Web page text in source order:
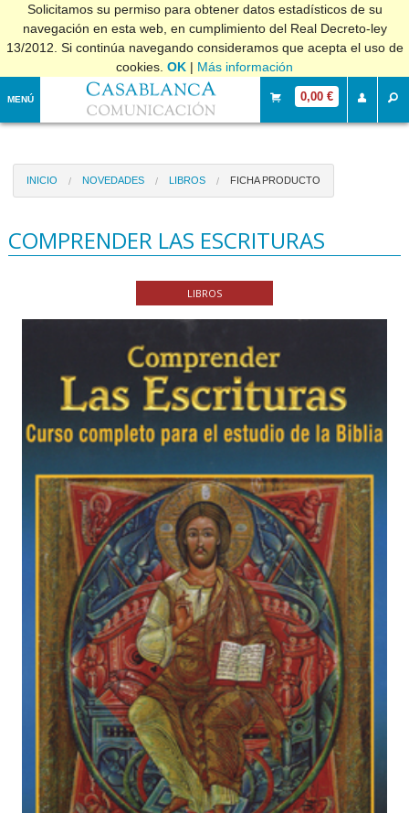
Solicitamos su permiso para obtener datos estadísticos de su
navegación en esta web, en cumplimiento del Real Decreto-ley
13/2012. Si continúa navegando consideramos que acepta el uso de
cookies. OK | Más información
MENÚ 0,00 €
INICIO NOVEDADES LIBROS FICHA PRODUCTO
COMPRENDER LAS ESCRITURAS
LIBROS